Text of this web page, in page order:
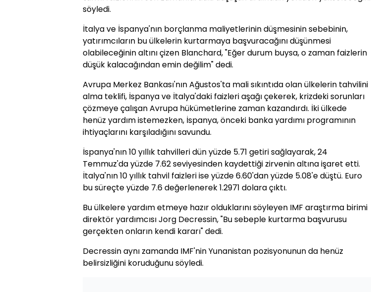
söyledi.
İtalya ve İspanya'nın borçlanma maliyetlerinin düşmesinin sebebinin,
yatırımcıların bu ülkelerin kurtarmaya başvuracağını düşünmesi
olabileceğinin altını çizen Blanchard, "Eğer durum buysa, o zaman faizlerin
düşük kalacağından emin değilim" dedi.
Avrupa Merkez Bankası'nın Ağustos'ta mali sıkıntıda olan ülkelerin tahvilini
alma teklifi, İspanya ve İtalya'daki faizleri aşağı çekerek, krizdeki sorunları
çözmeye çalışan Avrupa hükümetlerine zaman kazandırdı. İki ülkede
henüz yardım istemezken, İspanya, önceki banka yardımı programının
ihtiyaçlarını karşıladığını savundu.
İspanya'nın 10 yıllık tahvilleri dün yüzde 5.71 getiri sağlayarak, 24
Temmuz'da yüzde 7.62 seviyesinden kaydettiği zirvenin altına işaret etti.
İtalya'nın 10 yıllık tahvil faizleri ise yüzde 6.60'dan yüzde 5.08'e düştü. Euro
bu süreçte yüzde 7.6 değerlenerek 1.2971 dolara çıktı.
Bu ülkelere yardım etmeye hazır olduklarını söyleyen IMF araştırma birimi
direktör yardımcısı Jorg Decressin, "Bu sebeple kurtarma başvurusu
gerçekten onların kendi kararı" dedi.
Decressin aynı zamanda IMF'nin Yunanistan pozisyonunun da henüz
belirsizliğini koruduğunu söyledi.